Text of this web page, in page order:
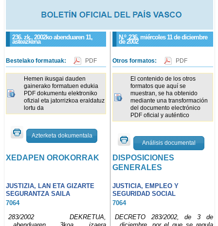
236. zk., 2002ko abenduaren 11,
asteazkena
N.º 236, miércoles 11 de diciembre
de 2002
Bestelako formatuak: PDF
Hemen ikusgai dauden
gainerako formatuen edukia
PDF dokumentu elektroniko
ofizial eta jatorrizkoa eraldatuz
lortu da
Azterketa dokumentala
Otros formatos: PDF
El contenido de los otros
formatos que aquí se
muestran, se ha obtenido
mediante una transformación
del documento electrónico
PDF oficial y auténtico
Análisis documental
XEDAPEN OROKORRAK
DISPOSICIONES
GENERALES
JUSTIZIA, LAN ETA GIZARTE
SEGURANTZA SAILA
JUSTICIA, EMPLEO Y
SEGURIDAD SOCIAL
7064
7064
283/2002 DEKRETUA,
DECRETO 283/2002, de 3 de